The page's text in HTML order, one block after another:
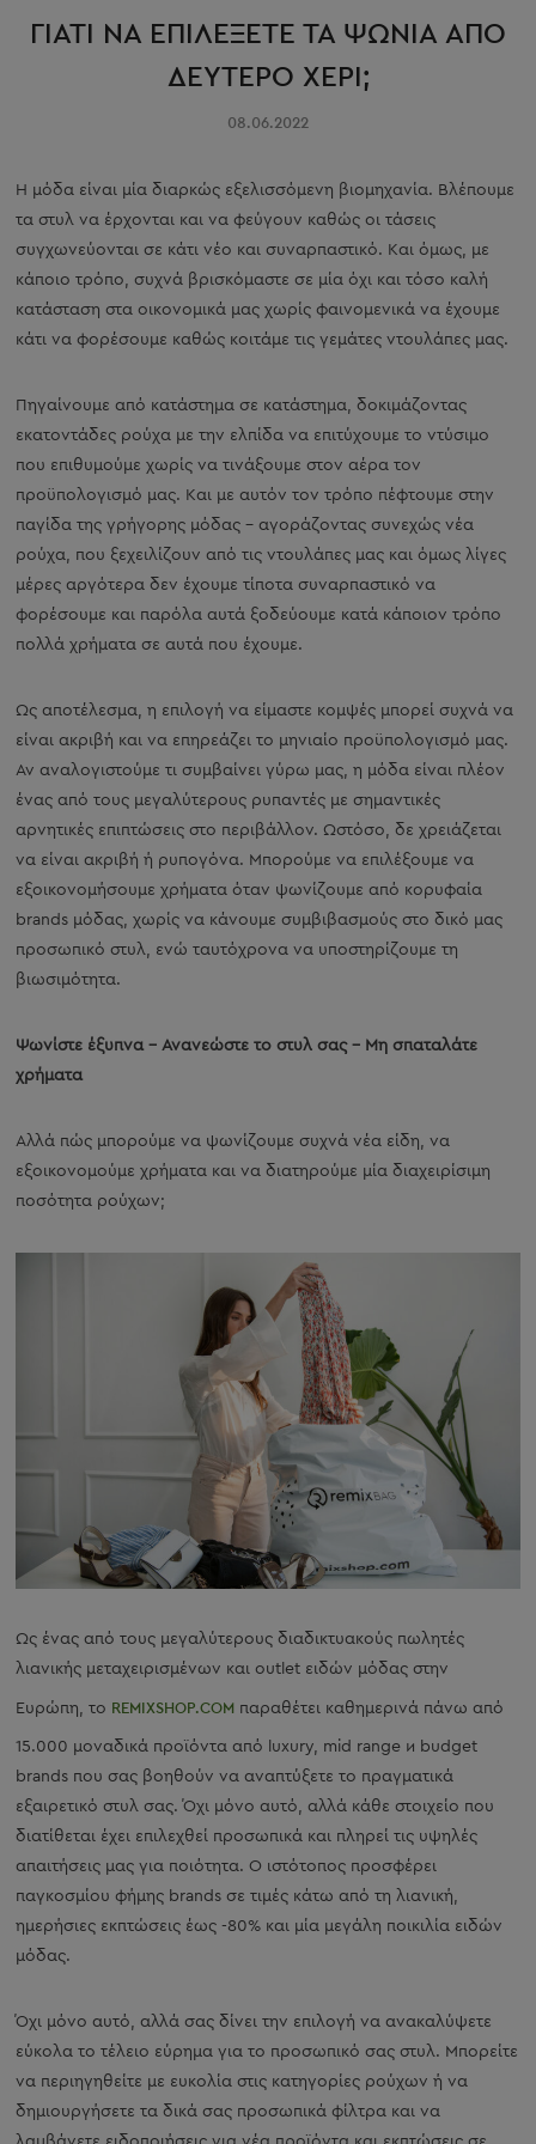
ΓΙΑΤΙ ΝΑ ΕΠΙΛΕΞΕΤΕ ΤΑ ΨΩΝΙΑ ΑΠΟ
ΔΕΥΤΕΡΟ ΧΕΡΙ;
08.06.2022
Η μόδα είναι μία διαρκώς εξελισσόμενη βιομηχανία. Βλέπουμε
τα στυλ να έρχονται και να φεύγουν καθώς οι τάσεις
συγχωνεύονται σε κάτι νέο και συναρπαστικό. Και όμως, με
κάποιο τρόπο, συχνά βρισκόμαστε σε μία όχι και τόσο καλή
κατάσταση στα οικονομικά μας χωρίς φαινομενικά να έχουμε
κάτι να φορέσουμε καθώς κοιτάμε τις γεμάτες ντουλάπες μας.
Πηγαίνουμε από κατάστημα σε κατάστημα, δοκιμάζοντας
εκατοντάδες ρούχα με την ελπίδα να επιτύχουμε το ντύσιμο
που επιθυμούμε χωρίς να τινάξουμε στον αέρα τον
προϋπολογισμό μας. Και με αυτόν τον τρόπο πέφτουμε στην
παγίδα της γρήγορης μόδας – αγοράζοντας συνεχώς νέα
ρούχα, που ξεχειλίζουν από τις ντουλάπες μας και όμως λίγες
μέρες αργότερα δεν έχουμε τίποτα συναρπαστικό να
φορέσουμε και παρόλα αυτά ξοδεύουμε κατά κάποιον τρόπο
πολλά χρήματα σε αυτά που έχουμε.
Ως αποτέλεσμα, η επιλογή να είμαστε κομψές μπορεί συχνά να
είναι ακριβή και να επηρεάζει το μηνιαίο προϋπολογισμό μας.
Αν αναλογιστούμε τι συμβαίνει γύρω μας, η μόδα είναι πλέον
ένας από τους μεγαλύτερους ρυπαντές με σημαντικές
αρνητικές επιπτώσεις στο περιβάλλον. Ωστόσο, δε χρειάζεται
να είναι ακριβή ή ρυπογόνα. Μπορούμε να επιλέξουμε να
εξοικονομήσουμε χρήματα όταν ψωνίζουμε από κορυφαία
brands μόδας, χωρίς να κάνουμε συμβιβασμούς στο δικό μας
προσωπικό στυλ, ενώ ταυτόχρονα να υποστηρίζουμε τη
βιωσιμότητα.
Ψωνίστε έξυπνα – Ανανεώστε το στυλ σας – Μη σπαταλάτε
χρήματα
Αλλά πώς μπορούμε να ψωνίζουμε συχνά νέα είδη, να
εξοικονομούμε χρήματα και να διατηρούμε μία διαχειρίσιμη
ποσότητα ρούχων;
Ως ένας από τους μεγαλύτερους διαδικτυακούς πωλητές
λιανικής μεταχειρισμένων και outlet ειδών μόδας στην
Ευρώπη, το REMIXSHOP.COM παραθέτει καθημερινά πάνω από
15.000 μοναδικά προϊόντα από luxury, mid range и budget
brands που σας βοηθούν να αναπτύξετε το πραγματικά
εξαιρετικό στυλ σας. Όχι μόνο αυτό, αλλά κάθε στοιχείο που
διατίθεται έχει επιλεχθεί προσωπικά και πληρεί τις υψηλές
απαιτήσεις μας για ποιότητα. Ο ιστότοπος προσφέρει
παγκοσμίου φήμης brands σε τιμές κάτω από τη λιανική,
ημερήσιες εκπτώσεις έως -80% και μία μεγάλη ποικιλία ειδών
μόδας.
Όχι μόνο αυτό, αλλά σας δίνει την επιλογή να ανακαλύψετε
εύκολα το τέλειο εύρημα για το προσωπικό σας στυλ. Μπορείτε
να περιηγηθείτε με ευκολία στις κατηγορίες ρούχων ή να
δημιουργήσετε τα δικά σας προσωπικά φίλτρα και να